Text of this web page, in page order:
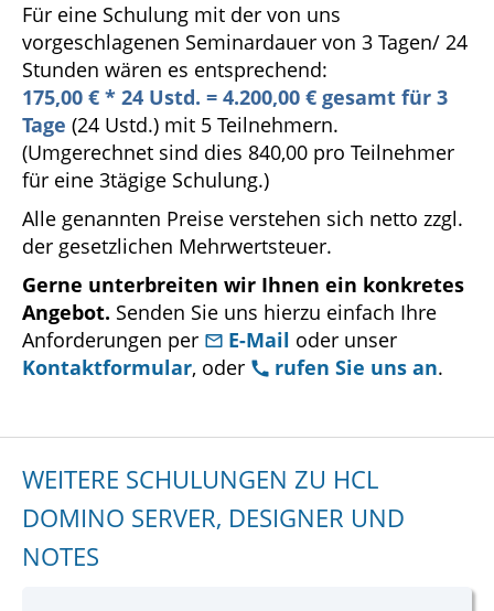
Für eine Schulung mit der von uns
vorgeschlagenen Seminardauer von 3 Tagen/ 24
Stunden wären es entsprechend:
175,00 € * 24 Ustd. = 4.200,00 € gesamt für 3
Tage (24 Ustd.) mit 5 Teilnehmern.
(Umgerechnet sind dies 840,00 pro Teilnehmer
für eine 3tägige Schulung.)
Alle genannten Preise verstehen sich netto zzgl.
der gesetzlichen Mehrwertsteuer.
Gerne unterbreiten wir Ihnen ein konkretes
Angebot. Senden Sie uns hierzu einfach Ihre
Anforderungen per
E-Mail oder unser
Kontaktformular, oder rufen Sie uns an.
WEITERE SCHULUNGEN ZU HCL
DOMINO SERVER, DESIGNER UND
NOTES